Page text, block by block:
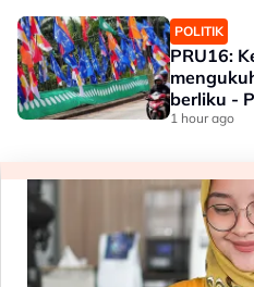
POLITIK
PRU16:
berliku -
1 hour ago